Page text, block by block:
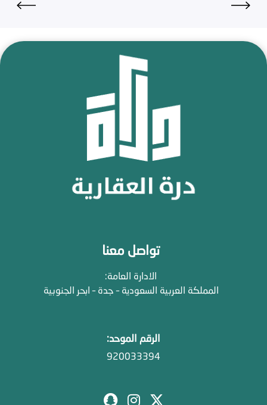
تواصل معنا
الادارة العامة:
المملكة العربية السعودية – جدة – ابحر الجنوبية
الرقم الموحد:
920033394